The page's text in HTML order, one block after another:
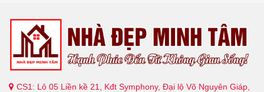
CS1: Lô 05 Liền kề 21, Kđt Symphony, Đại lộ Võ Nguyên Giáp,